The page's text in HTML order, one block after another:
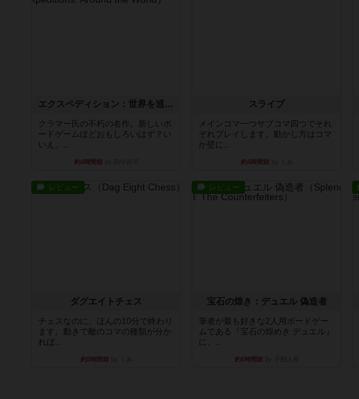
エクスペディション：世界を巡る冒険
クラマー氏の不朽の名作。新しいボ
ードゲームほどおもしろいはず？い
いえ。...
約4時間前
スライプ
メインコマ一つサブコマ四つでそれ
ぞれプレイします。動かし方はコマ
か壁に...
約4時間前
レビュー
ダグエイトチェス
チェスなのに、ほんの10分で終わり
ます。動きで敵のコマの種類が分か
れば...
約5時間前
レビュー
宝石の煌き：デュエル 偽造者
筆者が最も好きな2人用ボードゲー
ムである『宝石の煌めき デュエル』
に、...
約6時間前